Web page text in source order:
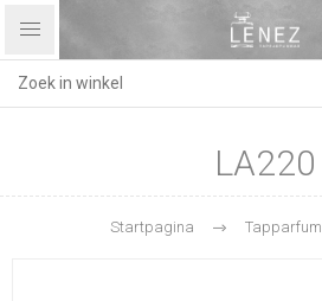
LA220
Startpagina Tapparfum